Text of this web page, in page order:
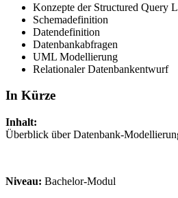
Konzepte der Structured Query
Schemadefinition
Datendefinition
Datenbankabfragen
UML Modellierung
Relationaler Datenbankentwurf
In Kürze
Inhalt:
Überblick über Datenbank-
Niveau: Bachelor-Modul